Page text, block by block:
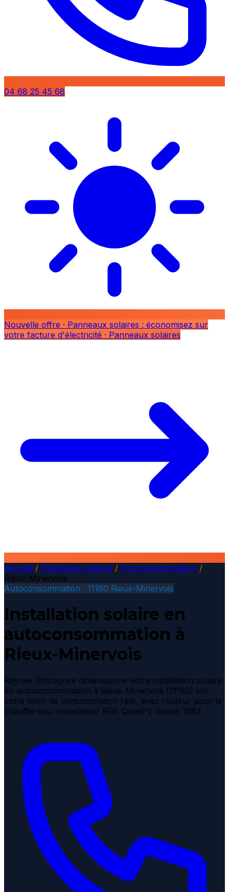
04 68 25 45 68
Nouvelle offre · Panneaux solaires : économisez sur
votre facture d'électricité · Panneaux solaires
Accueil / Panneaux solaires / Autoconsommation /
Rieux-Minervois
Autoconsommation · 11160 Rieux-Minervois
Installation solaire en
autoconsommation à
Rieux-Minervois
Raynier Entreprise dimensionne votre installation solaire
en autoconsommation à Rieux-Minervois (11160) sur
votre talon de consommation réel, avec routeur pour le
chauffe-eau. Installateur RGE QualiPV depuis 1987.